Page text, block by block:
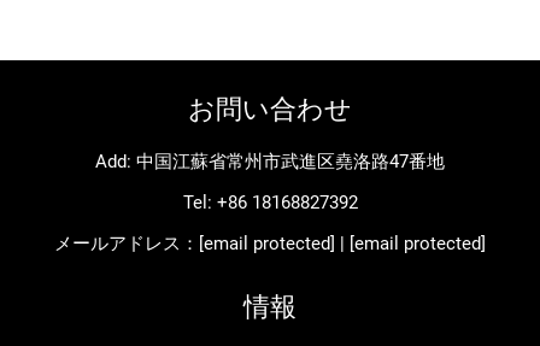
お問い合わせ
Add: 中国江蘇省常州市武進区堯洛路47番地
Tel: +86 18168827392
メールアドレス： [email protected] | [email protected]
情報